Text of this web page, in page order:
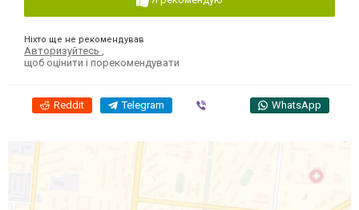
Ніхто ще не рекомендував
Авторизуйтесь
щоб оцінити і порекомендувати
Reddit Telegram WhatsApp